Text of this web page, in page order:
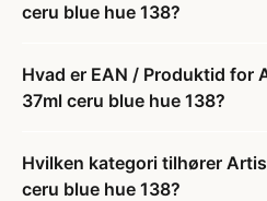
ceru blue hue 138?
Hvad er EAN / Produktid for
37ml ceru blue hue 138?
Hvilken kategori tilhører
ceru blue hue 138?